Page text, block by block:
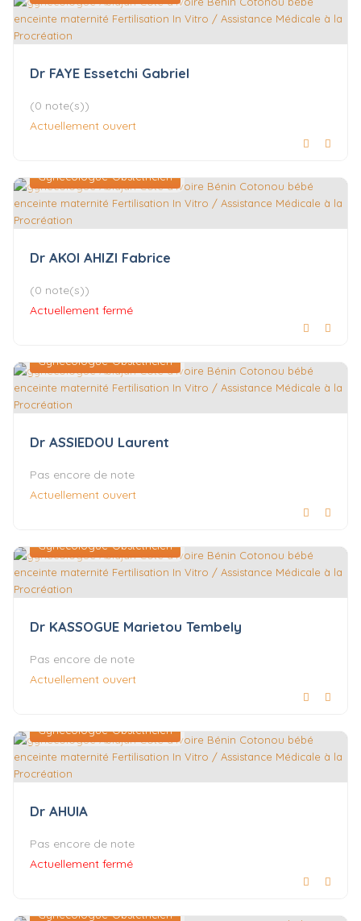
Dr FAYE Essetchi Gabriel
(0 note(s))
Actuellement ouvert
Gynécologue-Obstétricien
Dr AKOI AHIZI Fabrice
(0 note(s))
Actuellement fermé
Gynécologue-Obstétricien
Dr ASSIEDOU Laurent
Pas encore de note
Actuellement ouvert
Gynécologue-Obstétricien
Dr KASSOGUE Marietou Tembely
Pas encore de note
Actuellement ouvert
Gynécologue-Obstétricien
Dr AHUIA
Pas encore de note
Actuellement fermé
Gynécologue-Obstétricien